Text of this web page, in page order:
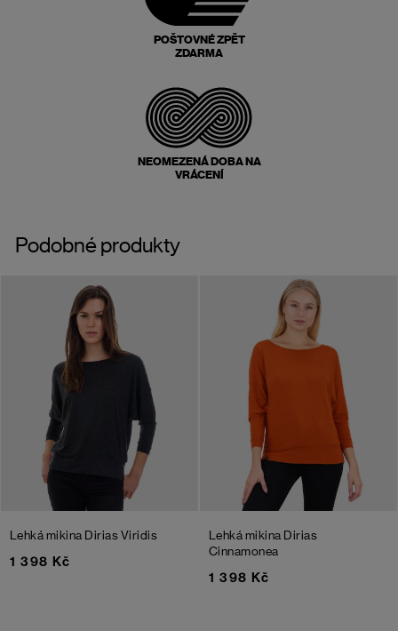
POŠTOVNÉ ZPĚT
ZDARMA
NEOMEZENÁ DOBA NA
VRÁCENÍ
Podobné produkty
Lehká mikina Dirias Viridis
1 398 Kč
Lehká mikina Dirias
Cinnamonea
1 398 Kč